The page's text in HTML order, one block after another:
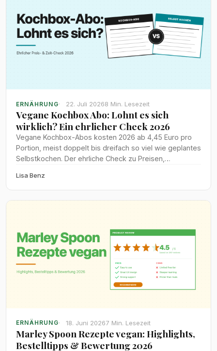
ERNÄHRUNG 22. Juli 20268 Min. Lesezeit
Vegane Kochbox Abo: Lohnt es sich
wirklich? Ein ehrlicher Check 2026
Vegane Kochbox-Abos kosten 2026 ab 4,45 Euro pro
Portion, meist doppelt bis dreifach so viel wie geplantes
Selbstkochen. Der ehrliche Check zu Preisen,
HelloFresh, Wyldr, Marley Spoon und Tischline.
Lisa Benz
ERNÄHRUNG 18. Juni 20267 Min. Lesezeit
Marley Spoon Rezepte vegan: Highlights,
Bestelltipps & Bewertung 2026